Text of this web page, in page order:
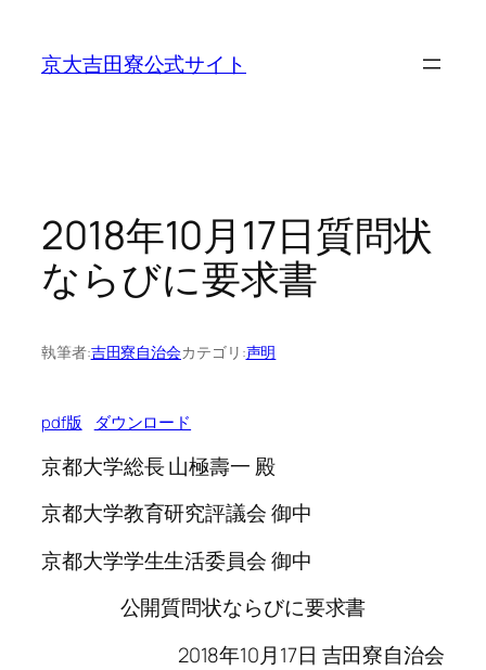
京大吉田寮公式サイト
2018年10月17日質問状
ならびに要求書
執筆者:吉田寮自治会カテゴリ:声明
pdf版 ダウンロード
京都大学総長 山極壽一 殿
京都大学教育研究評議会 御中
京都大学学生生活委員会 御中
公開質問状ならびに要求書
2018年10月17日 吉田寮自治会